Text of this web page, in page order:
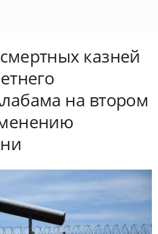
казней
на втором